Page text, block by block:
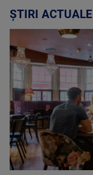
ȘTIRI ACTUALE